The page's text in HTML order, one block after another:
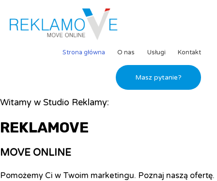
Strona główna O nas Usługi Kontakt
Masz pytanie?
Witamy w Studio Reklamy:
REKLAMOVE
MOVE ONLINE
Pomożemy Ci w Twoim marketingu. Poznaj naszą ofertę.